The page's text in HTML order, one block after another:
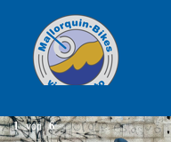
1 von 6